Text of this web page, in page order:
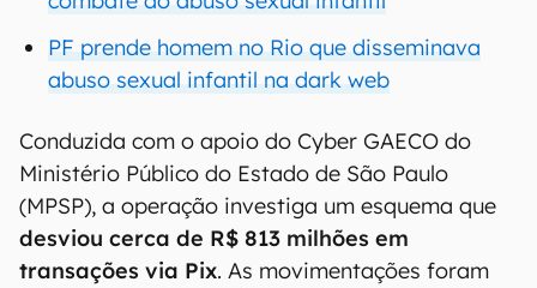
PF prende homem no Rio que disseminava
abuso sexual infantil na dark web
Conduzida com o apoio do Cyber GAECO do
Ministério Público do Estado de São Paulo
(MPSP), a operação investiga um esquema que
desviou cerca de R$ 813 milhões em
transações via Pix. As movimentações foram